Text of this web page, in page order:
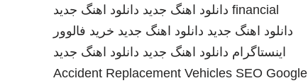
financial دانلود اهنگ جدید دانلود اهنگ جدید
دانلود اهنگ جدید دانلود اهنگ جدید خرید فالوور
اینستاگرام دانلود اهنگ جدید دانلود اهنگ جدید
Accident Replacement Vehicles SEO Google